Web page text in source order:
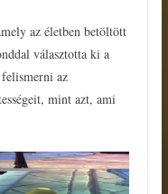
az életben betöltött
választotta ki a
az
mint azt, ami